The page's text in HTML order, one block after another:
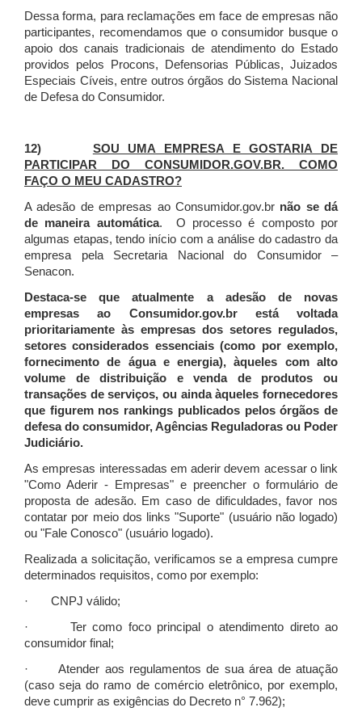
Dessa forma, para reclamações em face de empresas não
participantes, recomendamos que o consumidor busque o
apoio dos canais tradicionais de atendimento do Estado
providos pelos Procons, Defensorias Públicas, Juizados
Especiais Cíveis, entre outros órgãos do Sistema Nacional
de Defesa do Consumidor.
12) SOU UMA EMPRESA E GOSTARIA DE
PARTICIPAR DO CONSUMIDOR.GOV.BR. COMO
FAÇO O MEU CADASTRO?
A adesão de empresas ao Consumidor.gov.br não se dá
de maneira automática. O processo é composto por
algumas etapas, tendo início com a análise do cadastro da
empresa pela Secretaria Nacional do Consumidor –
Senacon.
Destaca-se que atualmente a adesão de novas
empresas ao Consumidor.gov.br está voltada
prioritariamente às empresas dos setores regulados,
setores considerados essenciais (como por exemplo,
fornecimento de água e energia), àqueles com alto
volume de distribuição e venda de produtos ou
transações de serviços, ou ainda àqueles fornecedores
que figurem nos rankings publicados pelos órgãos de
defesa do consumidor, Agências Reguladoras ou Poder
Judiciário.
As empresas interessadas em aderir devem acessar o link
"Como Aderir - Empresas" e preencher o formulário de
proposta de adesão. Em caso de dificuldades, favor nos
contatar por meio dos links "Suporte" (usuário não logado)
ou "Fale Conosco" (usuário logado).
Realizada a solicitação, verificamos se a empresa cumpre
determinados requisitos, como por exemplo:
· CNPJ válido;
· Ter como foco principal o atendimento direto ao
consumidor final;
· Atender aos regulamentos de sua área de atuação
(caso seja do ramo de comércio eletrônico, por exemplo,
deve cumprir as exigências do Decreto n° 7.962);